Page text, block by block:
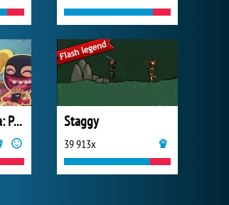
YouTubers Pinata: Psycho Fan Staggy
39 913x